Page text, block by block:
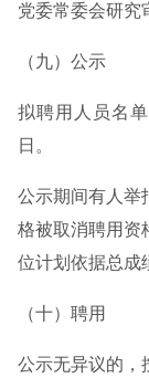
党委常委会研究
（九）公示
拟聘用人员名
日。
公示期间有人举
格被取消聘用资
位计划依据总成
（十）聘用
公示无异议的，